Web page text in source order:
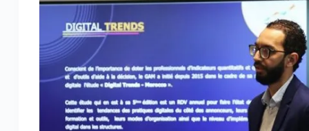
la
transformation
digitale